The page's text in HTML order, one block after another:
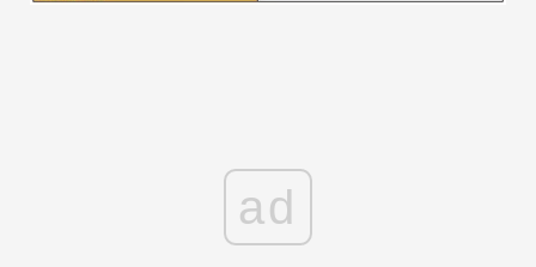
ad